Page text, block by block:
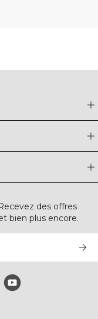
des offres
bien plus encore.